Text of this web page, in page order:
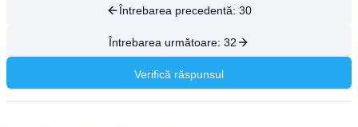
Întrebarea precedentă: 30
Întrebarea următoare: 32
Verifică răspunsul